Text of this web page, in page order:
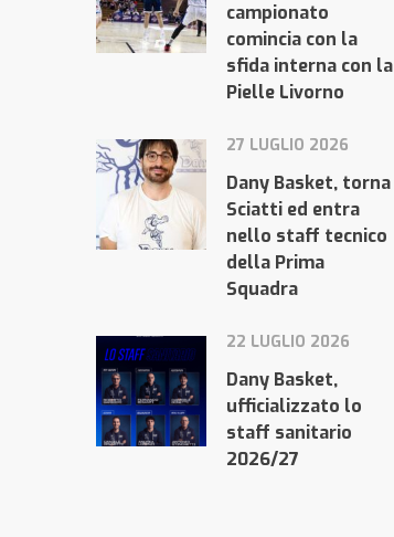
campionato
comincia con la
sfida interna con la
Pielle Livorno
27 LUGLIO 2026
Dany Basket, torna
Sciatti ed entra
nello staff tecnico
della Prima
Squadra
22 LUGLIO 2026
Dany Basket,
ufficializzato lo
staff sanitario
2026/27